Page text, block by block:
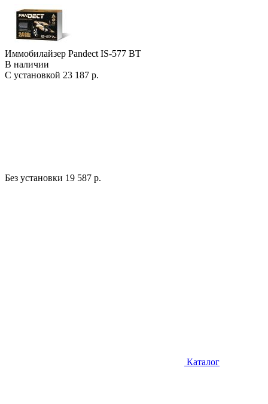
Иммобилайзер Pandect IS-577 BT
В наличии
С установкой 23 187 р.
Без установки 19 587 р.
Каталог